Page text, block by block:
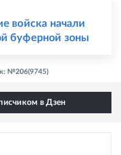
войска начали
буферной зоны
№206(9745)
в Дзен